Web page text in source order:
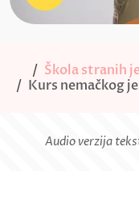
Škola stranih
Kurs nemačkog
Audio verzija